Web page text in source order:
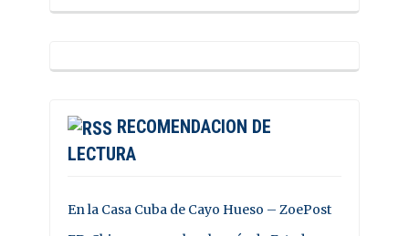
RECOMENDACION DE
LECTURA
En la Casa Cuba de Cayo Hueso – ZoePost